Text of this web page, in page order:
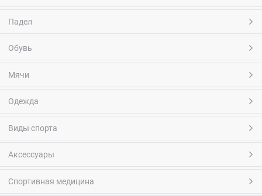
Падел
Обувь
Мячи
Одежда
Виды спорта
Аксессуары
Спортивная медицина